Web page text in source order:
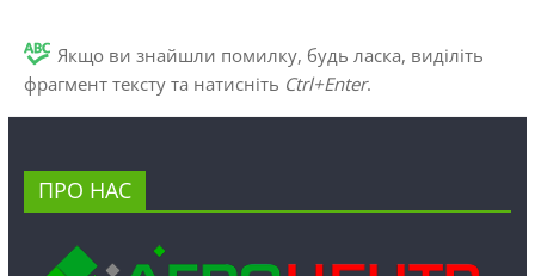
Якщо ви знайшли помилку, будь ласка, виділіть
фрагмент тексту та натисніть Ctrl+Enter.
ПРО НАС